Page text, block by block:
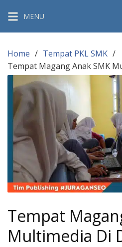
content
MENU
Home
Tempat PKL SMK
Tempat Magang Anak SMK
Tempat
Multimedia Di